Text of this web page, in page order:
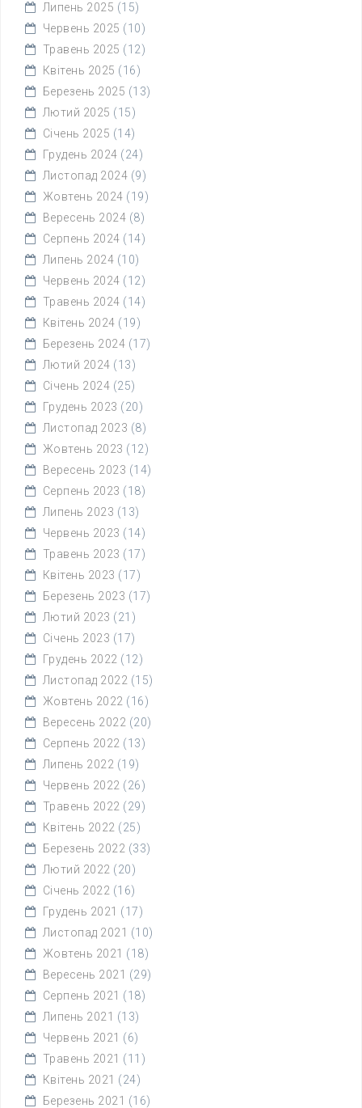
Липень 2025 (15)
Червень 2025 (10)
Травень 2025 (12)
Квітень 2025 (16)
Березень 2025 (13)
Лютий 2025 (15)
Січень 2025 (14)
Грудень 2024 (24)
Листопад 2024 (9)
Жовтень 2024 (19)
Вересень 2024 (8)
Серпень 2024 (14)
Липень 2024 (10)
Червень 2024 (12)
Травень 2024 (14)
Квітень 2024 (19)
Березень 2024 (17)
Лютий 2024 (13)
Січень 2024 (25)
Грудень 2023 (20)
Листопад 2023 (8)
Жовтень 2023 (12)
Вересень 2023 (14)
Серпень 2023 (18)
Липень 2023 (13)
Червень 2023 (14)
Травень 2023 (17)
Квітень 2023 (17)
Березень 2023 (17)
Лютий 2023 (21)
Січень 2023 (17)
Грудень 2022 (12)
Листопад 2022 (15)
Жовтень 2022 (16)
Вересень 2022 (20)
Серпень 2022 (13)
Липень 2022 (19)
Червень 2022 (26)
Травень 2022 (29)
Квітень 2022 (25)
Березень 2022 (33)
Лютий 2022 (20)
Січень 2022 (16)
Грудень 2021 (17)
Листопад 2021 (10)
Жовтень 2021 (18)
Вересень 2021 (29)
Серпень 2021 (18)
Липень 2021 (13)
Червень 2021 (6)
Травень 2021 (11)
Квітень 2021 (24)
Березень 2021 (16)